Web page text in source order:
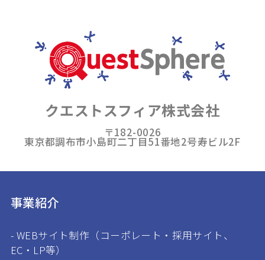
クエストスフィア株式会社
〒182-0026
東京都調布市小島町二丁目51番地2号寿ビル2F
事業紹介
WEBサイト制作（コーポレート・採用サイト、
EC・LP等）